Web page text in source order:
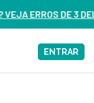
AGORA
ENTRAR